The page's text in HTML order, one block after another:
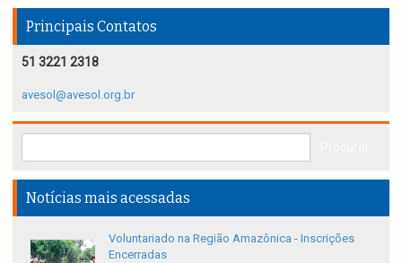
Principais Contatos
51 3221 2318
avesol@avesol.org.br
Notícias mais acessadas
Voluntariado na Região Amazônica - Inscrições
Encerradas